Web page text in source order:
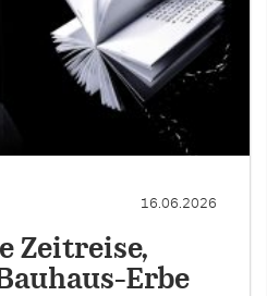
16.06.2026
Zeitreise,
Erbe